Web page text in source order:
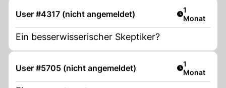
User #4317 (nicht angemeldet) Artikel
1
Monat
Ein besserwisserischer Skeptiker?
User #5705 (nicht angemeldet) Artikel
1
Monat